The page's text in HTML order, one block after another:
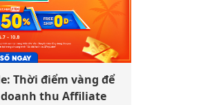
Thời điểm vàng để
thu Affiliate